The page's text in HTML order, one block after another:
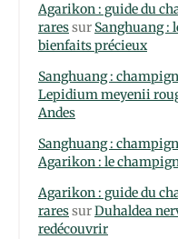
Agarikon : guide du
raressur Sanghuang :
bienfaits précieux
Sanghuang :
Lepidium meyenii
Andes
Sanghuang :
Agarikon : le
Agarikon : guide du
raressurDuhaldea
redécouvrir